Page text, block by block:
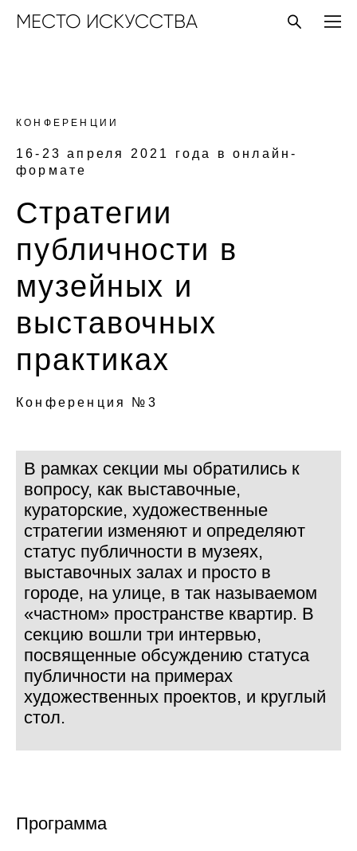
МЕСТО ИСКУССТВА
КОНФЕРЕНЦИИ
16-23 апреля 2021 года в онлайн-
формате
Стратегии
публичности в
музейных и
выставочных
практиках
Конференция №3
В рамках секции мы обратились к
вопросу, как выставочные,
кураторские, художественные
стратегии изменяют и определяют
статус публичности в музеях,
выставочных залах и просто в
городе, на улице, в так называемом
«частном» пространстве квартир. В
секцию вошли три интервью,
посвященные обсуждению статуса
публичности на примерах
художественных проектов, и круглый
стол.
Программа